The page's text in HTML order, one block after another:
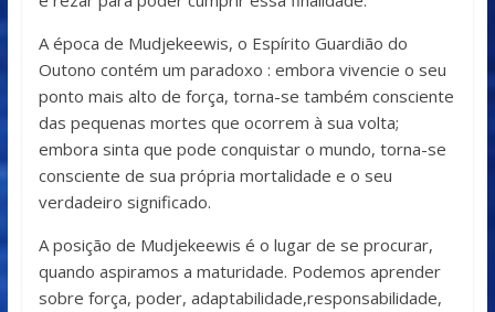
A época de Mudjekeewis, o Espírito Guardião do
Outono contém um paradoxo : embora vivencie o seu
ponto mais alto de força, torna-se também consciente
das pequenas mortes que ocorrem à sua volta;
embora sinta que pode conquistar o mundo, torna-se
consciente de sua própria mortalidade e o seu
verdadeiro significado.
A posição de Mudjekeewis é o lugar de se procurar,
quando aspiramos a maturidade. Podemos aprender
sobre força, poder, adaptabilidade,responsabilidade,